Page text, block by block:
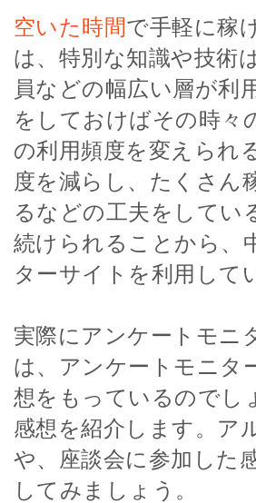
空いた時間で手軽に稼
は、特別な知識や技術
員などの幅広い層が利
をしておけばその時々
の利用頻度を変えられ
度を減らし、たくさん
るなどの工夫をしてい
続けられることから、
ターサイトを利用して
実際にアンケートモニ
は、アンケートモニタ
想をもっているのでし
感想を紹介します。ア
や、座談会に参加した
してみましょう。